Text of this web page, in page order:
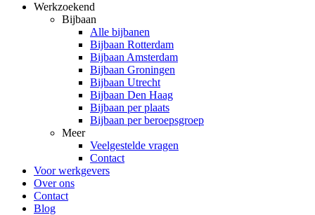
Werkzoekend
Bijbaan
Alle bijbanen
Bijbaan Rotterdam
Bijbaan Amsterdam
Bijbaan Groningen
Bijbaan Utrecht
Bijbaan Den Haag
Bijbaan per plaats
Bijbaan per beroepsgroep
Meer
Veelgestelde vragen
Contact
Voor werkgevers
Over ons
Contact
Blog